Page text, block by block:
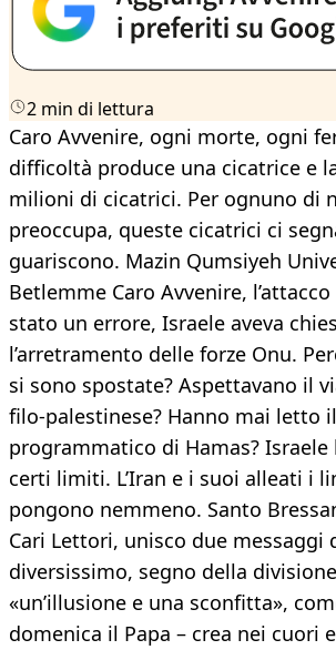
2 min di lettura
Caro Avvenire, ogni morte, ogni
difficoltà produce una cicatrice e
milioni di cicatrici. Per ognuno di
preoccupa, queste cicatrici ci
guariscono. Mazin Qumsiyeh
Betlemme Caro Avvenire,
stato un errore, Israele aveva
l’arretramento delle forze Onu.
si sono spostate? Aspettavano il
filo-palestinese? Hanno mai letto
programmatico di Hamas? Israele
certi limiti. L’Iran e i suoi alleati i
pongono nemmeno. Santo
Cari Lettori, unisco due messaggi
diversissimo, segno della
«un’illusione e una sconfitta»,
domenica il Papa – crea nei cuori